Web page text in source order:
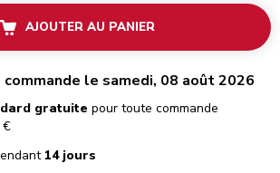
AJOUTER AU PANIER
le samedi, 08 août 2026
gratuite pour toute commande
€
14 jours